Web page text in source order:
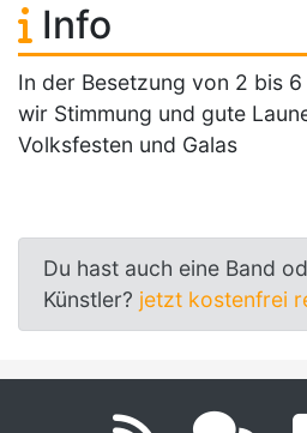
Info
In der Besetzung von 2 bis
wir Stimmung und gute
Volksfesten und Galas
Du hast auch eine Band
Künstler? jetzt kostenfrei